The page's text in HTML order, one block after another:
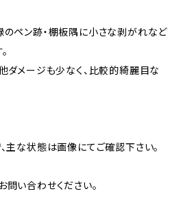
ペン跡・棚板隅に小さな剥がれなど
ダメージも少なく、比較的綺麗目な
主な状態は画像にてご確認下さい。
い合わせください。